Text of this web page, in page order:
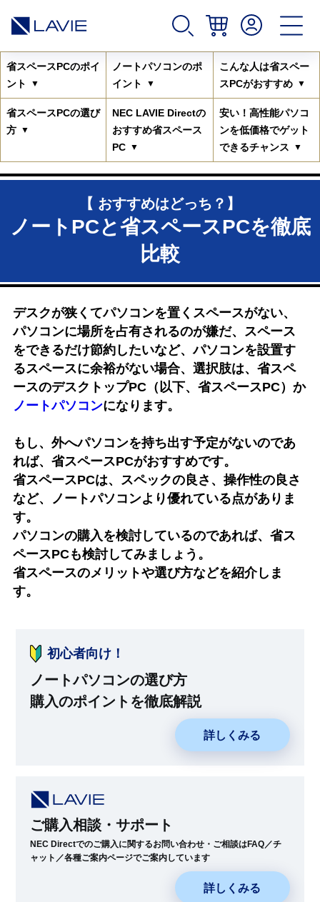
省スペースPCのポイ
ント
ノートパソコンのポ
イント
こんな人は省スペー
スPCがおすすめ
省スペースPCの選び
方
NEC LAVIE Directの
おすすめ省スペース
PC
安い！高性能パソコ
ンを低価格でゲット
できるチャンス
【 おすすめはどっち？】
ノートPCと省スペースPCを徹底
比較
デスクが狭くてパソコンを置くスペースがない、
パソコンに場所を占有されるのが嫌だ、スペース
をできるだけ節約したいなど、パソコンを設置す
るスペースに余裕がない場合、選択肢は、省スペ
ースのデスクトップPC（以下、省スペースPC）か
ノートパソコンになります。
もし、外へパソコンを持ち出す予定がないのであ
れば、省スペースPCがおすすめです。
省スペースPCは、スペックの良さ、操作性の良さ
など、ノートパソコンより優れている点がありま
す。
パソコンの購入を検討しているのであれば、省ス
ペースPCも検討してみましょう。
省スペースのメリットや選び方などを紹介しま
す。
初心者向け！
ノートパソコンの選び方
購入のポイントを徹底解説
詳しくみる
ご購入相談・サポート
NEC Directでのご購入に関するお問い合わせ・ご相談はFAQ／チ
ャット／各種ご案内ページでご案内しています
詳しくみる